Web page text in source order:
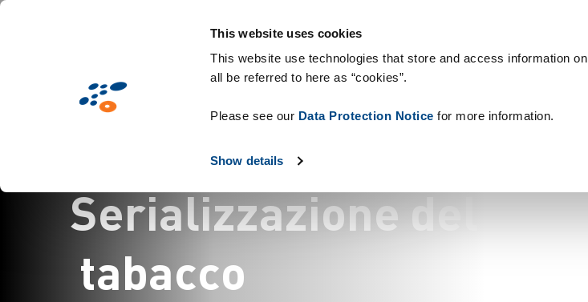
This website uses cookies
This website use technologies that store and access information
all be referred to here as “cookies”.
Please see our Data Protection Notice for more information.
Show details
Salta
Mercati Tecnologie & Consumabili
Serializzazionedel
tabacco